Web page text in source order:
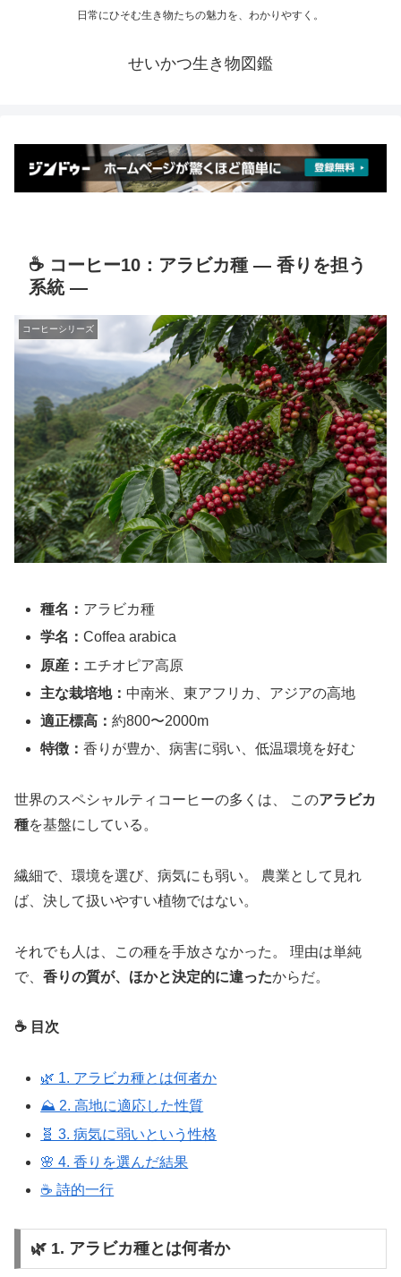
日常にひそむ生き物たちの魅力を、わかりやすく。
せいかつ生き物図鑑
☕ コーヒー10：アラビカ種 ― 香りを担う
系統 ―
コーヒーシリーズ
種名： アラビカ種
学名：Coffea arabica
原産： エチオピア高原
主な栽培地： 中南米、東アフリカ、アジアの高地
適正標高：約800〜2000m
特徴：香りが豊か、病害に弱い、低温環境を好む
世界のスペシャルティコーヒーの多くは、 このアラビカ
種を基盤にしている。
繊細で、環境を選び、病気にも弱い。 農業として見れ
ば、決して扱いやすい植物ではない。
それでも人は、この種を手放さなかった。 理由は単純
で、 香りの質が、ほかと決定的に違ったからだ。
☕ 目次
🌿 1. アラビカ種とは何者か
⛰️ 2. 高地に適応した性質
🧬 3. 病気に弱いという性格
🌸 4. 香りを選んだ結果
☕ 詩的一行
🌿 1. アラビカ種とは何者か